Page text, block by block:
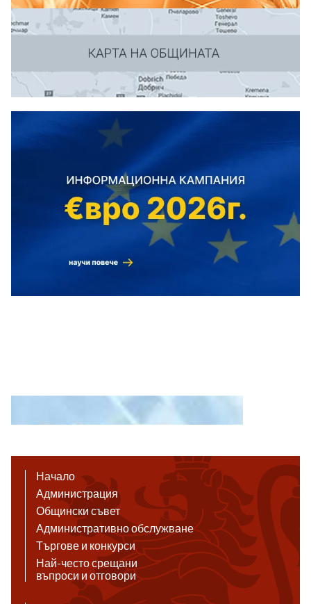
Начало
Администрация
Общински съвет
Административно обслужване
Търгове и конкурси
Най-често срещани
въпроси и отговори